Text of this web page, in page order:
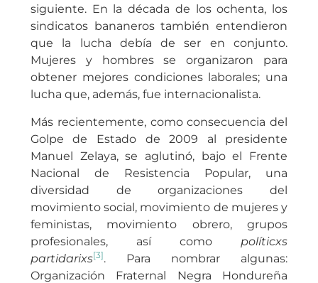
siguiente. En la década de los ochenta, los
sindicatos bananeros también entendieron
que la lucha debía de ser en conjunto.
Mujeres y hombres se organizaron para
obtener mejores condiciones laborales; una
lucha que, además, fue internacionalista.
Más recientemente, como consecuencia del
Golpe de Estado de 2009 al presidente
Manuel Zelaya, se aglutinó, bajo el Frente
Nacional de Resistencia Popular, una
diversidad de organizaciones del
movimiento social, movimiento de mujeres y
feministas, movimiento obrero, grupos
profesionales, así comopolíticxs
partidarixs[3]. Para nombrar algunas:
Organización Fraternal Negra Hondureña